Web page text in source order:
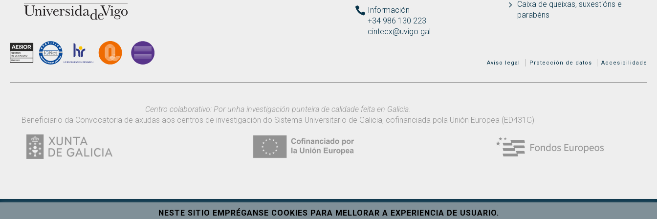
Información
+34 986 130 223
cintecx@uvigo.gal
Caixa de queixas, suxestións e
parabéns
MENÚ ADICIONAL
Aviso legal Protección de datos Accesibilidade
Centro colaborativo: Por unha investigación punteira de calidade feita en Galicia.
Beneficiario da Convocatoria de axudas aos centros de investigación do Sistema Universitario de Galicia, cofinanciada pola Unión Europea (ED431G)
NESTE SITIO EMPRÉGANSE COOKIES PARA MELLORAR A EXPERIENCIA DE USUARIO.